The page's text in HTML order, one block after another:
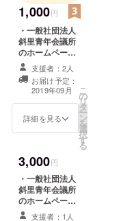
1,000円
・一般社団法人
斜里青年会議所
のホームページ
にお名前を掲載
させていただき
ます。 ※支援
時、必ず備考欄
にご希望のお名
前をご記入くだ
ユーザー名を掲
載いたします。
ご了承くださ
い。 また、掲載
をご遠慮される
方は事前にお申
支援者：2人
お届け予定：
2019年09月
詳細を見る
こ
の
リ
タ
ー
ン
を
選
択
す
る
3,000円
・一般社団法人
斜里青年会議所
のホームページ
にお名前を掲載
支援者：1人